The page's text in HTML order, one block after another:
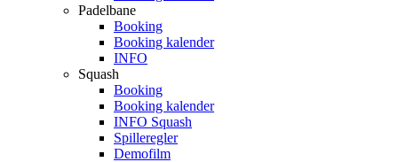
Padelbane
Booking
Booking kalender
INFO
Squash
Booking
Booking kalender
INFO Squash
Spilleregler
Demofilm